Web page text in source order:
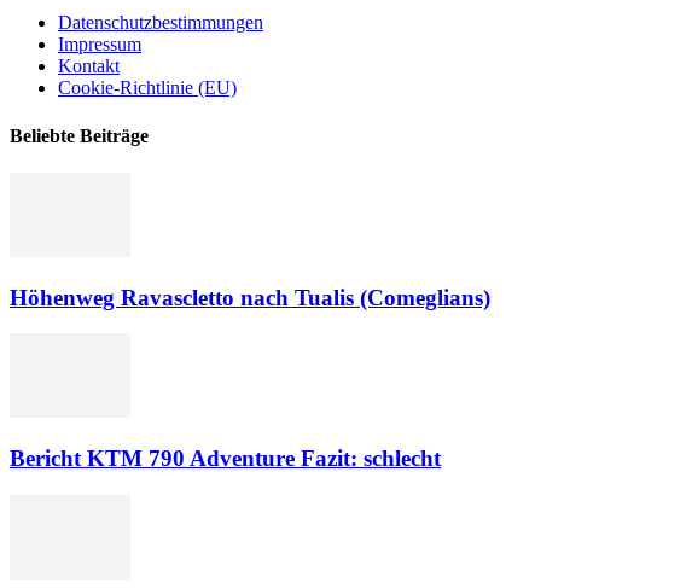
Datenschutzbestimmungen
Impressum
Kontakt
Cookie-Richtlinie (EU)
Beliebte Beiträge
Höhenweg Ravascletto nach Tualis (Comeglians)
Bericht KTM 790 Adventure Fazit: schlecht